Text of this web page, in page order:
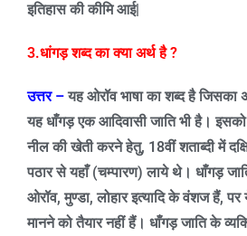
इतिहास की कीमि आई|
3.धांगड़ शब्द का क्या अर्थ है?
उत्तर – यह ओरॉव भाषा का शब्द है जिसका
यह धाँगड़ एक आदिवासी जाति भी है।
नील की खेती करने हेतु, 18वीं शताब्दी में
पठार से यहाँ (चम्पारण) लाये थे। धाँगड़
ओरॉव,मुण्डा,लोहार इत्यादि के वंशज हैं,पर
मानने को तैयार नहीं हैं। धाँगड़ जाति के